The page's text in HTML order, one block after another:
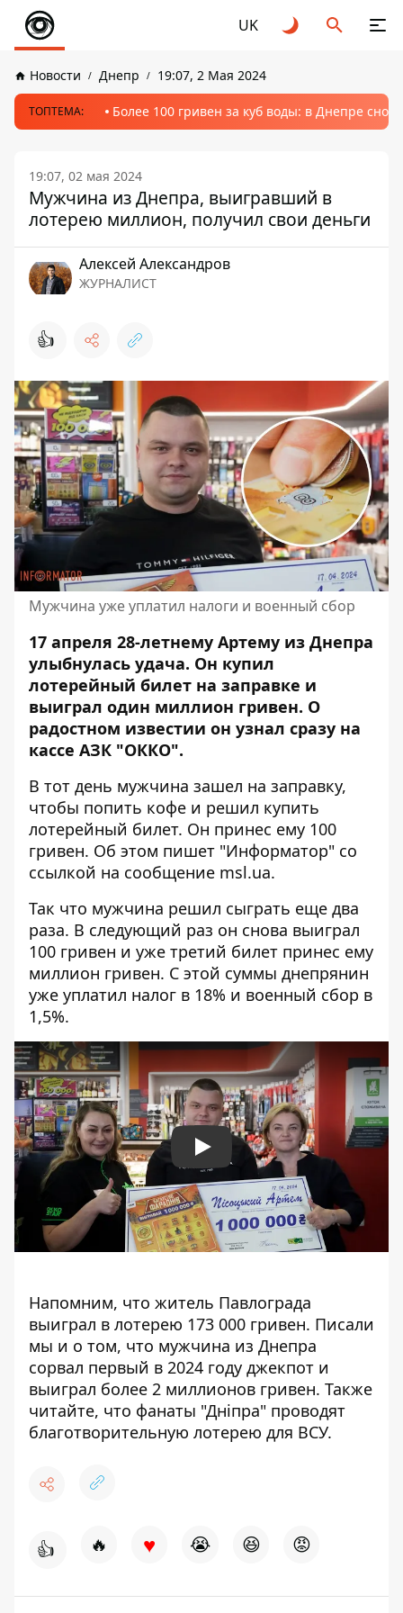
UK
Новости Днепр 19:07, 2 Мая 2024
ТОПТЕМА: Более 100 гривен за куб воды: в Днепре
19:07, 02 мая 2024
Мужчина из Днепра, выигравший в
лотерею миллион, получил свои деньги
Алексей Александров
ЖУРНАЛИСТ
👍
Мужчина уже уплатил налоги и военный сбор
17 апреля 28-летнему Артему из Днепра
улыбнулась удача. Он купил
лотерейный билет на заправке и
выиграл один миллион гривен. О
радостном известии он узнал сразу на
кассе АЗК "ОККО".
В тот день мужчина зашел на заправку,
чтобы попить кофе и решил купить
лотерейный билет. Он принес ему 100
гривен. Об этом пишет "Информатор" со
ссылкой на сообщение msl.ua.
Так что мужчина решил сыграть еще два
раза. В следующий раз он снова выиграл
100 гривен и уже третий билет принес ему
миллион гривен. С этой суммы днепрянин
уже уплатил налог в 18% и военный сбор в
1,5%.
Play
Напомним, что житель Павлограда
выиграл в лотерею 173 000 гривен. Писали
мы и о том, что мужчина из Днепра
сорвал первый в 2024 году джекпот и
выиграл более 2 миллионов гривен. Также
читайте, что фанаты "Дніпра" проводят
благотворительную лотерею для ВСУ.
👍 🔥 ♥ 😭 😆 😡